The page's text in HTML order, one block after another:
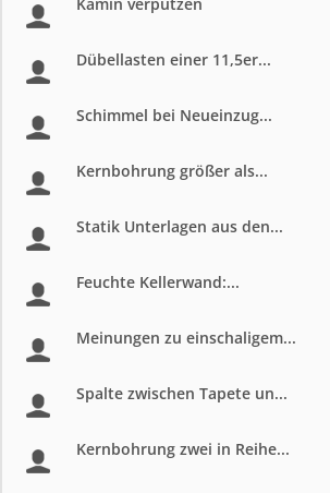
Dübellasten einer 11,5er...
Schimmel bei Neueinzug...
Kernbohrung größer als...
Statik Unterlagen aus den...
Feuchte Kellerwand:...
Meinungen zu einschaligem...
Spalte zwischen Tapete un...
Kernbohrung zwei in Reihe...